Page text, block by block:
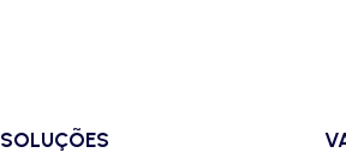
SOLUÇÕES